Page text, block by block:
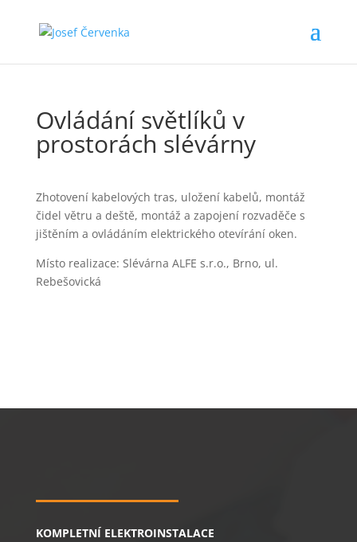
Ovládání světlíků v
prostorách slévárny
Zhotovení kabelových tras, uložení kabelů, montáž
čidel větru a deště, montáž a zapojení rozvaděče s
jištěním a ovládáním elektrického otevírání oken.
Místo realizace: Slévárna ALFE s.r.o., Brno, ul.
Rebešovická
KOMPLETNÍ ELEKTROINSTALACE